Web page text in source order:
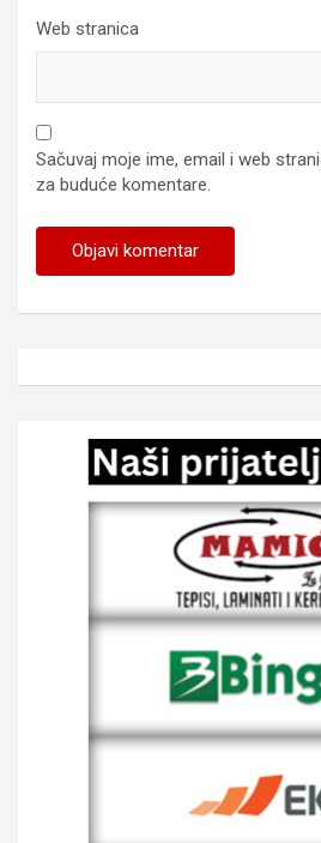
Web stranica
Sačuvaj moje ime, email i web
za buduće komentare.